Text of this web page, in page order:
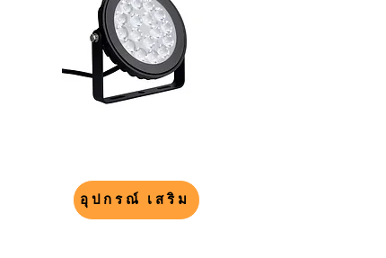
อุปกรณ์ เสริม